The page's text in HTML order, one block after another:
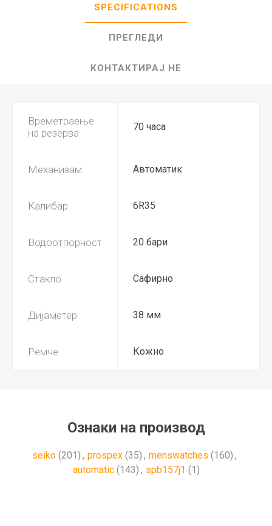
SPECIFICATIONS
ПРЕГЛЕДИ
КОНТАКТИРАЈ НЕ
Времетраење
на резерва
70 часа
Механизам Автоматик
Калибар 6R35
Водоотпорност 20 бари
Стакло Сафирно
Дијаметер 38 мм
Ремче Кожно
Ознаки на производ
seiko (201) , prospex (35) , menswatches (160) ,
automatic (143) , spb157j1 (1)